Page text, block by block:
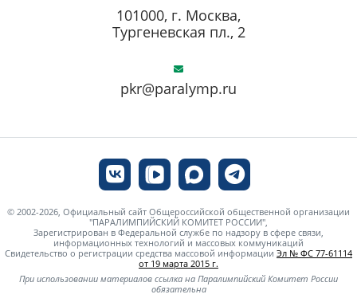
pkr@paralymp.ru
101000, г. Москва,
Тургеневская пл., 2
© 2002-2026, Официальный сайт Общероссийской общественной организации
"ПАРАЛИМПИЙСКИЙ КОМИТЕТ РОССИИ",
Зарегистрирован в Федеральной службе по надзору в сфере связи,
информационных технологий и массовых коммуникаций
Свидетельство о регистрации средства массовой информации Эл № ФС 77-61114
от 19 марта 2015 г.
При использовании материалов ссылка на Паралимпийский Комитет России
обязательна